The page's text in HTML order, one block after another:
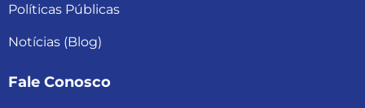
Políticas Públicas
Notícias (Blog)
Fale Conosco